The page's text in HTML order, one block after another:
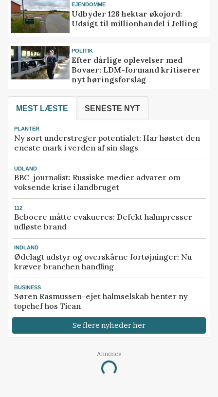
EJENDOMME
Udbyder 128 hektar økojord:
Udsigt til millionhandel i Jelling
POLITIK
Efter dårlige oplevelser med
Bovaer: LDM-formand kritiserer
nyt høringsforslag
MEST LÆSTE SENESTE NYT
PLANTER
Ny sort understreger potentialet: Har høstet den
eneste mark i verden af sin slags
UDLAND
BBC-journalist: Russiske medier advarer om
voksende krise i landbruget
112
Beboere måtte evakueres: Defekt halmpresser
udløste brand
INDLAND
Ødelagt udstyr og overskårne fortøjninger: Nu
kræver branchen handling
BUSINESS
Søren Rasmussen-ejet halmselskab henter ny
topchef hos Tican
Se flere nyheder her
Annonce
Loading...